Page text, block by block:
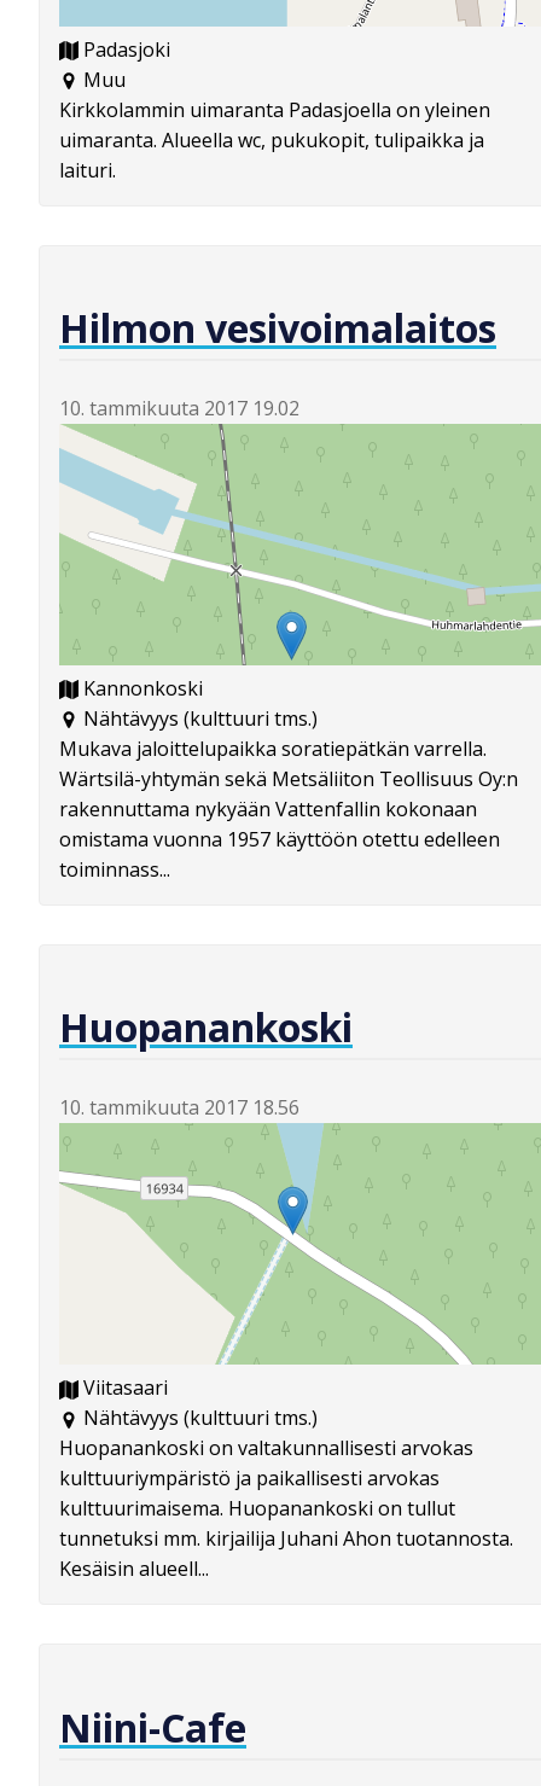
Padasjoki
Muu
Kirkkolammin uimaranta Padasjoella on yleinen
uimaranta. Alueella wc, pukukopit, tulipaikka ja
laituri.
Hilmon vesivoimalaitos
10. tammikuuta 2017 19.02
Kannonkoski
Nähtävyys (kulttuuri tms.)
Mukava jaloittelupaikka soratiepätkän varrella.
Wärtsilä-yhtymän sekä Metsäliiton Teollisuus Oy:n
rakennuttama nykyään Vattenfallin kokonaan
omistama vuonna 1957 käyttöön otettu edelleen
toiminnass...
Huopanankoski
10. tammikuuta 2017 18.56
Viitasaari
Nähtävyys (kulttuuri tms.)
Huopanankoski on valtakunnallisesti arvokas
kulttuuriympäristö ja paikallisesti arvokas
kulttuurimaisema. Huopanankoski on tullut
tunnetuksi mm. kirjailija Juhani Ahon tuotannosta.
Kesäisin alueell...
Niini-Cafe